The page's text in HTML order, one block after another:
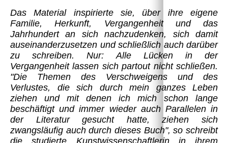
Das Material inspirierte sie, über ihre eigene
Familie, Herkunft, Vergangenheit und das
Jahrhundert an sich nachzudenken, sich damit
auseinanderzusetzen und schließlich auch darüber
zu schreiben. Nur: Alle Lücken in der
Vergangenheit lassen sich partout nicht schließen.
"Die Themen des Verschweigens und des
Verlustes, die sich durch mein ganzes Leben
ziehen und mit denen ich mich schon lange
beschäftigt und immer wieder auch Parallelen in
der Literatur gesucht hatte, ziehen sich
zwangsläufig auch durch dieses Buch", so schreibt